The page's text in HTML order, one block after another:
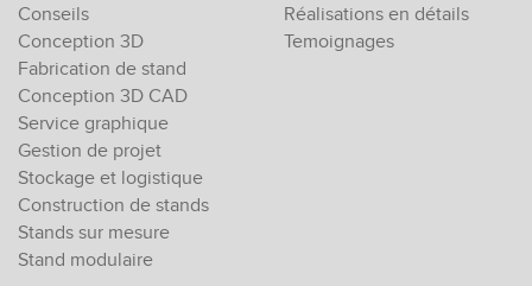
Conseils
Conception 3D
Fabrication de stand
Conception 3D CAD
Service graphique
Gestion de projet
Stockage et logistique
Construction de stands
Stands sur mesure
Stand modulaire
Réalisations en détails
Temoignages